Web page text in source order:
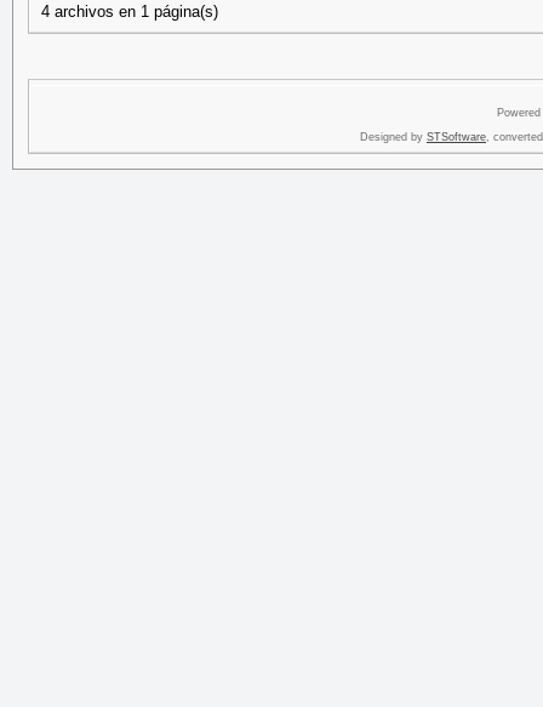
4 archivos en 1 página(s)
Designed by STSoftware,